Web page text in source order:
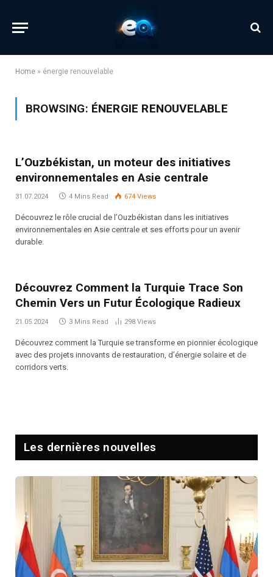
Home » énergie renouvelable
BROWSING: ÉNERGIE RENOUVELABLE
L’Ouzbékistan, un moteur des initiatives
environnementales en Asie centrale
31.07.2024 4 Mins Read 674 Views
Découvrez le rôle crucial de l’Ouzbékistan dans les initiatives
environnementales en Asie centrale et ses efforts pour un avenir
durable.
Découvrez Comment la Turquie Trace Son
Chemin Vers un Futur Écologique Radieux
21.05.2024 3 Mins Read 298 Views
Découvrez comment la Turquie se transforme en pionnier écologique
avec des projets innovants de restauration, d’énergie solaire et de
corridors verts.
Les dernières nouvelles